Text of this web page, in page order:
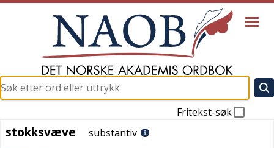
Fritekst-søk
stokksvæve
stokksvæve substantiv